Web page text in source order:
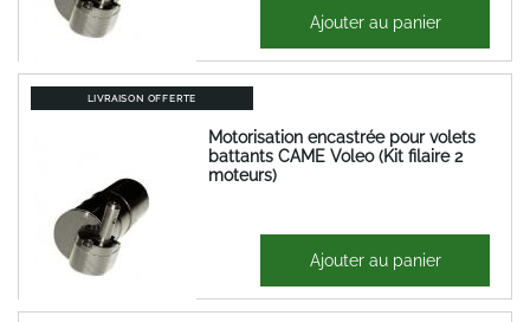
646,34 €
538,62 € Ajouter au panier
LIVRAISON OFFERTE
Motorisation encastrée pour volets
battants CAME Voleo (Kit filaire 2
moteurs)
1 011,66 €
843,05 € Ajouter au panier